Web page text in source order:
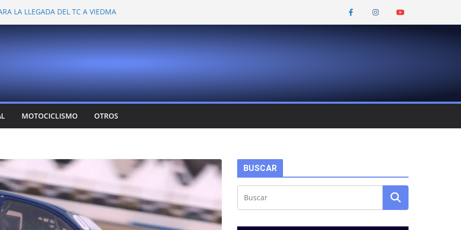
LA LLEGADA DEL TC A VIEDMA
EN LA PLATA
VER A TANTOS PILOTOS
DEJÓ CAMBIOS EN LOS CAMPEONATOS
CONFIRMA SU REGRESO AL TOP RACE
MOTOCICLISMO OTROS
BUSCAR